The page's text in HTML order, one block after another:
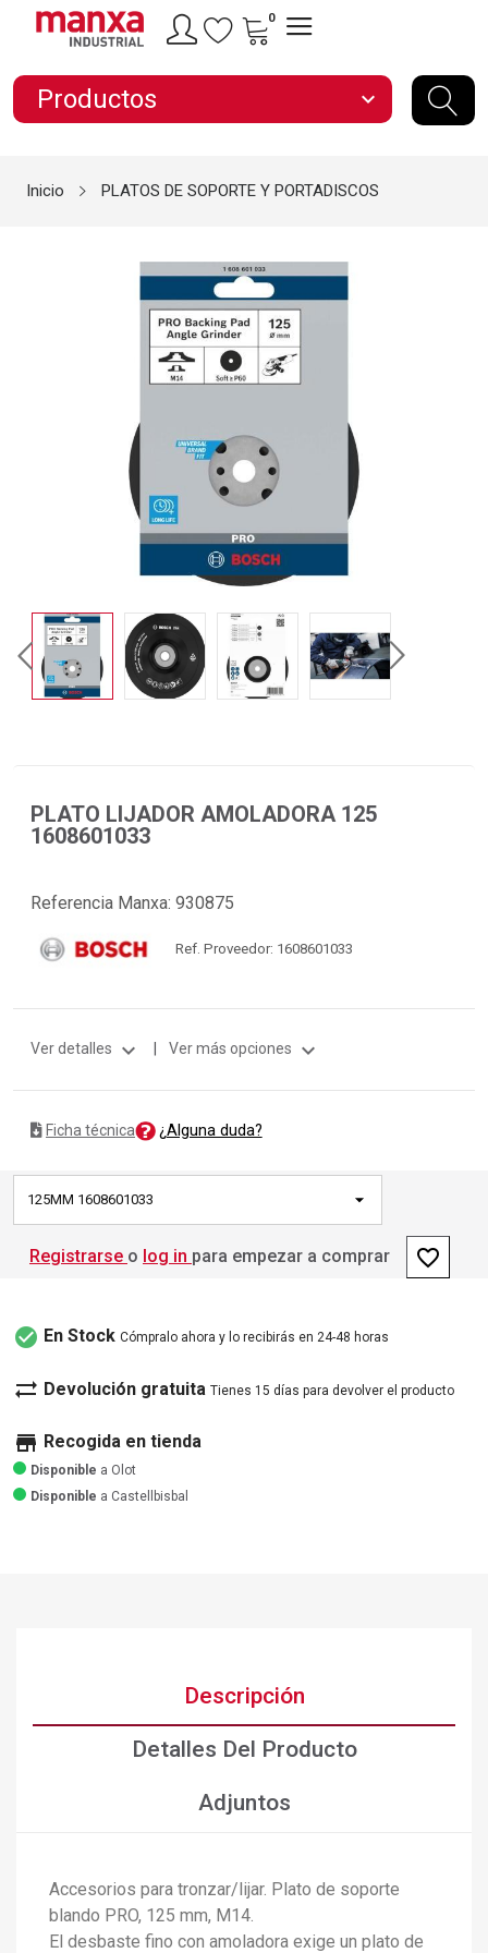
0
Productos expand_more
Inicio PLATOS DE SOPORTE Y PORTADISCOS
PLATO LIJADOR AMOLADORA 125
1608601033
Referencia Manxa: 930875
Ref. Proveedor: 1608601033
Ver detalles expand_more Ver más opciones expand_more
Ficha técnica ¿Alguna duda?
125MM 1608601033
Registrarse o log in para empezar a comprar favorite_border
check_circle En Stock Cómpralo ahora y lo recibirás en 24-48 horas
sync_alt Devolución gratuita Tienes 15 días para devolver el producto
store Recogida en tienda
Disponible a Olot
Disponible a Castellbisbal
Descripción
Detalles Del Producto
Adjuntos
Accesorios para tronzar/lijar. Plato de soporte
blando PRO, 125 mm, M14.
El desbaste fino con amoladora exige un plato de